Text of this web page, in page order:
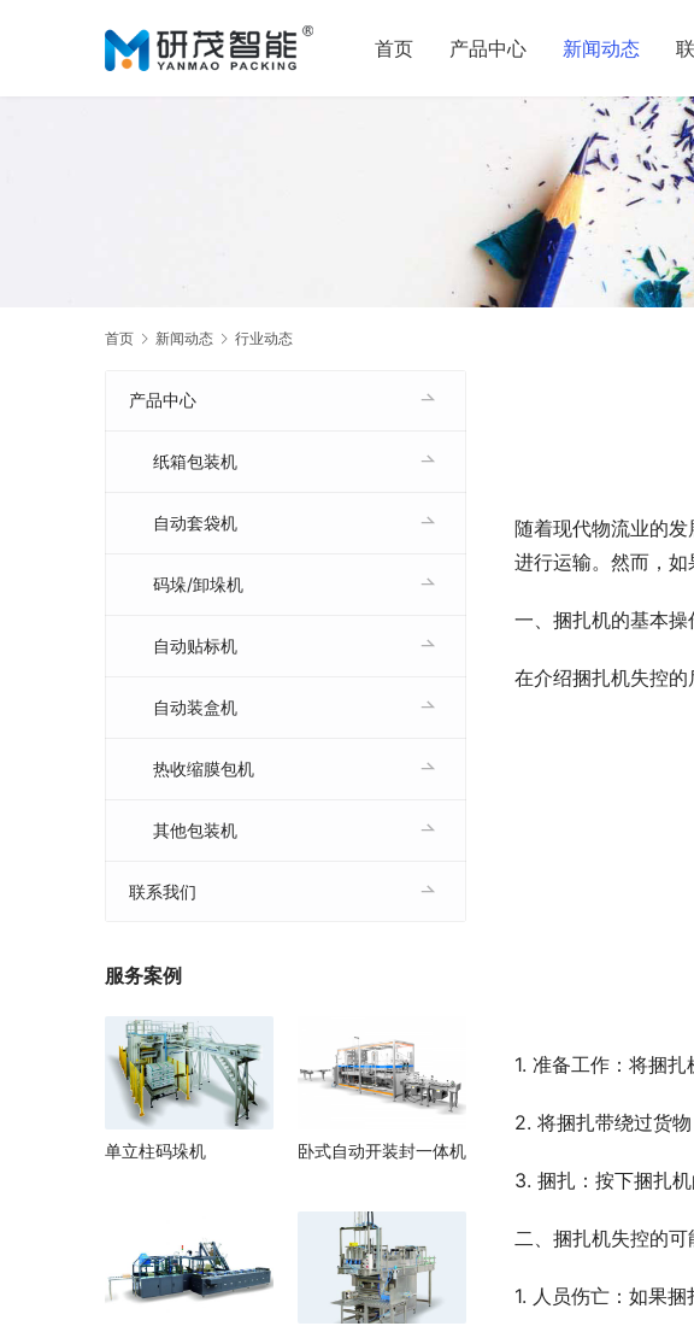
首页 产品中心 新闻动态
首页 新闻动态 行业动态
随着现代物流业的
进行运输。然而，如
一、捆扎机的基本操
在介绍捆扎机失控的
1. 准备工作：将捆
2. 将捆扎带绕过货
3. 捆扎：按下捆扎
二、捆扎机失控的可
1. 人员伤亡：如果
产品中心
纸箱包装机
自动套袋机
码垛/卸垛机
自动贴标机
自动装盒机
热收缩膜包机
其他包装机
联系我们
服务案例
单立柱码垛机 卧式自动开装封一体机